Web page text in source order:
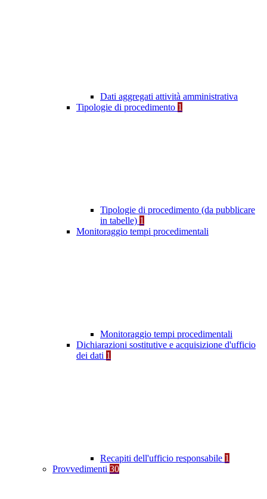
Dati aggregati attività amministrativa
Tipologie di procedimento 1
Tipologie di procedimento (da pubblicare
in tabelle) 1
Monitoraggio tempi procedimentali
Monitoraggio tempi procedimentali
Dichiarazioni sostitutive e acquisizione d'ufficio
dei dati 1
Recapiti dell'ufficio responsabile 1
Provvedimenti 30